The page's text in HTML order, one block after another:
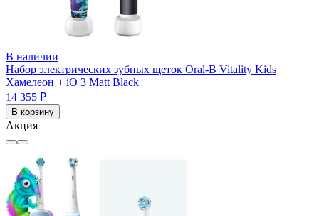
В наличии
Набор электрических зубных щеток Oral-B Vitality Kids
Хамелеон + iO 3 Matt Black
14 355 ₽
В корзину
Акция